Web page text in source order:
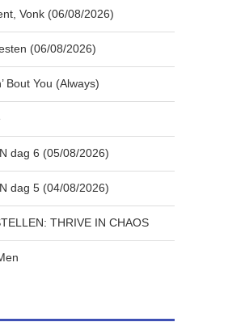
Vonk (06/08/2026)
(06/08/2026)
Bout You (Always)
dag 6 (05/08/2026)
dag 5 (04/08/2026)
THRIVE IN CHAOS